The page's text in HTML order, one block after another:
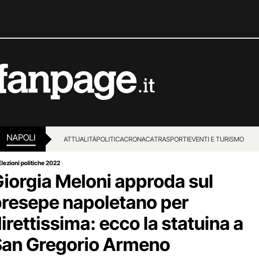
NAPOLI ATTUALITÀPOLITICACRONACATRASPORTIEVENTI E TURISMO
politiche 2022
Meloni approda sul
napoletano per
ecco la statuina a
Gregorio Armeno